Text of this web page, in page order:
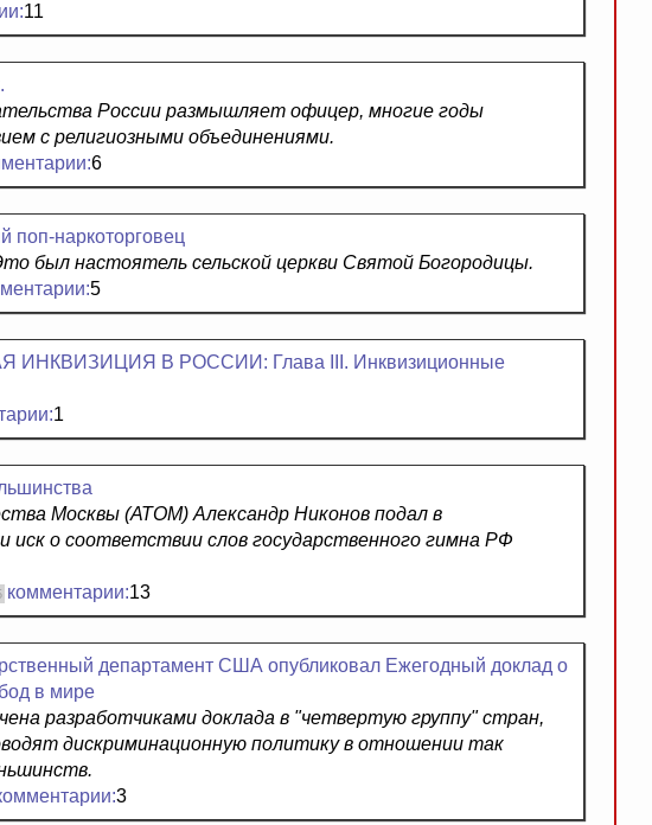
11
России размышляет офицер, многие годы
с религиозными объединениями.
6
поп-наркоторговец
был настоятель сельской церкви Святой Богородицы.
5
ИНКВИЗИЦИЯ В РОССИИ: Глава III. Инквизиционные
1
Москвы (АТОМ) Александр Никонов подал в
иск о соответствии слов государственного гимна РФ
комментарии:13
департамент США опубликовал Ежегодный доклад о
в мире
разработчиками доклада в "четвертую группу" стран,
дискриминационную политику в отношении так
3